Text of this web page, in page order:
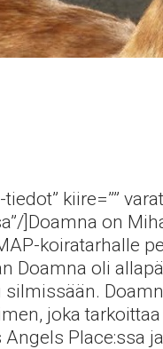
kiire=””
]Doamna on
koiratarhalle
Doamna oli
joka tarkoittaa
Angels Place:ssa